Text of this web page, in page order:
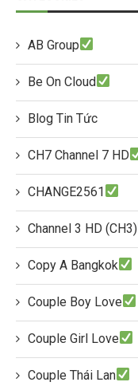
AB Group
Be On Cloud
Blog Tin Tức
CH7 Channel 7 HD
CHANGE2561
Channel 3 HD (CH3)
Copy A Bangkok
Couple Boy Love
Couple Girl Love
Couple Thái Lan